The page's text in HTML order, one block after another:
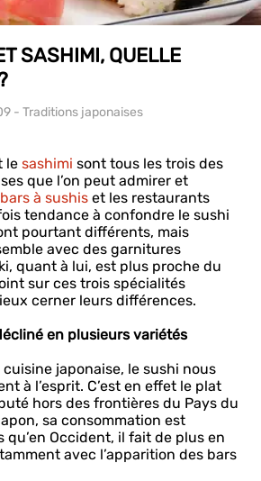
SASHIMI, QUELLE
- Traditions japonaises
le sashimi sont tous les trois des
que l’on peut admirer et
bars à sushis et les restaurants
tendance à confondre le sushi
pourtant différents, mais
avec des garnitures
quant à lui, est plus proche du
sur ces trois spécialités
cerner leurs différences.
en plusieurs variétés
japonaise, le sushi nous
à l’esprit. C’est en effet le plat
hors des frontières du Pays du
sa consommation est
qu’en Occident, il fait de plus en
avec l’apparition des bars